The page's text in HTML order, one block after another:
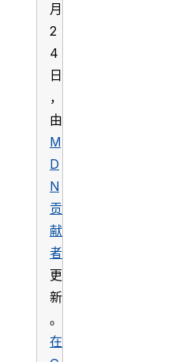
月
2
4
日
，
由
M
D
N
贡
献
者
更
新
。
在